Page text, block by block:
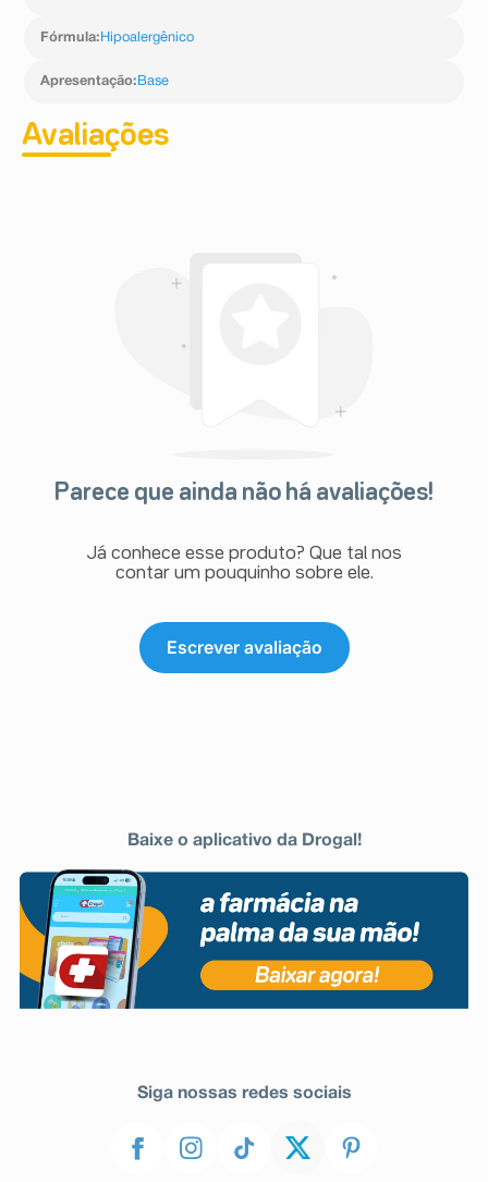
Fórmula: Hipoalergênico
Apresentação: Base
Avaliações
Parece que ainda não há avaliações!
Já conhece esse produto? Que tal nos
contar um pouquinho sobre ele.
Escrever avaliação
Baixe o aplicativo da Drogal!
Siga nossas redes sociais